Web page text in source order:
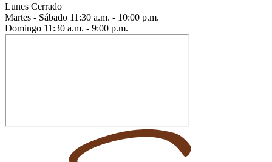
Lunes Cerrado
Martes - Sábado 11:30 a.m. - 10:00 p.m.
Domingo 11:30 a.m. - 9:00 p.m.